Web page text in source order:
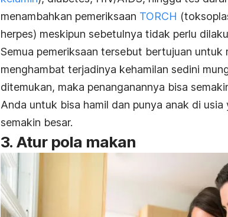
menambahkan pemeriksaan TORCH
herpes) meskipun sebetulnya tidak perlu
Semua pemeriksaan tersebut bertujuan
menghambat terjadinya kehamilan sedini
ditemukan, maka penanganannya bisa
Anda untuk bisa hamil dan punya anak di
semakin besar.
3. Atur pola makan